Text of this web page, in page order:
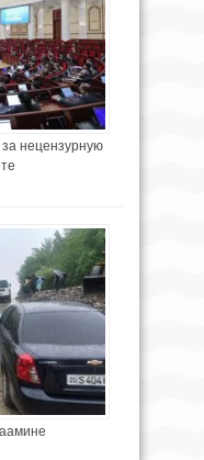
за нецензурную